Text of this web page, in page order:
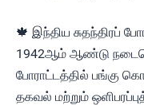
🍁 இந்திய சுதந்திரப்
1942ஆம் ஆண்டு
போராட்டத்தில் பங்கு
தகவல் மற்றும்